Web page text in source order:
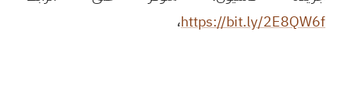
https://bit.ly/2E8QW6f،